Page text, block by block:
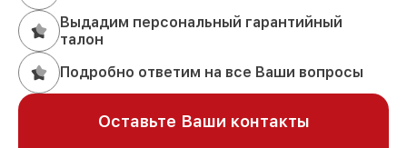
Выдадим персональный гарантийный
талон
Подробно ответим на все Ваши вопросы
Оставьте Ваши контакты